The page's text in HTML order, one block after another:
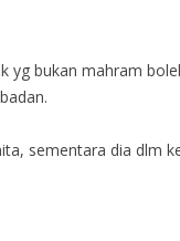
yg bukan mahram
sementara dia dlm